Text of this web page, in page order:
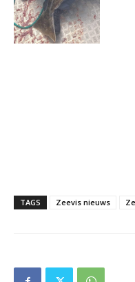
TAGS Zeevis nieuws